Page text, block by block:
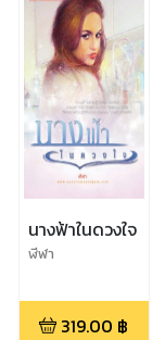
นางฟ้าในดวงใจ
ฬีฬา
319.00 ฿